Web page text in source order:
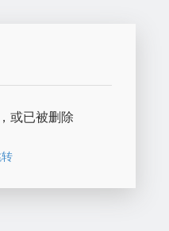
或已被删除